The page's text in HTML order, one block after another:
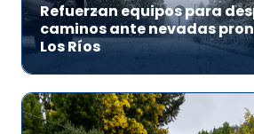
Refuerzan equipos para
caminos ante nevadas
Los Ríos